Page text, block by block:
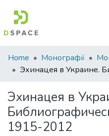
Communities
&
All of DSpace
Statistics
Home Монографії
Эхинацея в
1915-2012